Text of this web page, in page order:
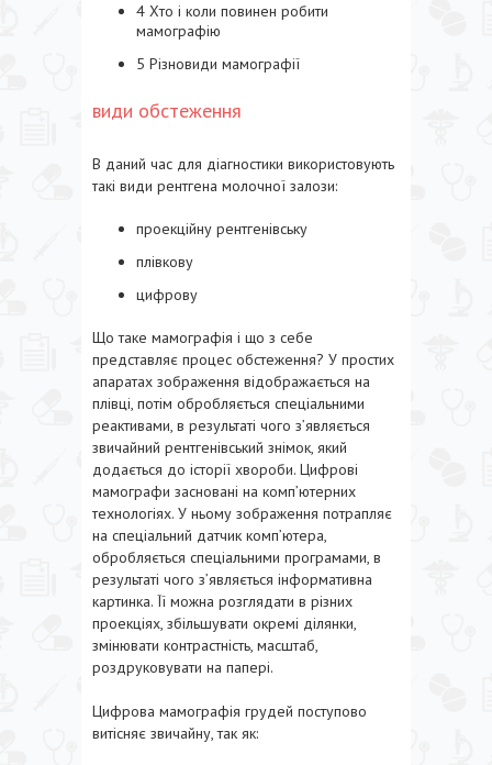
4 Хто і коли повинен робити
мамографію
5 Різновиди мамографії
види обстеження
В даний час для діагностики використовують
такі види рентгена молочної залози:
проекційну рентгенівську
плівкову
цифрову
Що таке мамографія і що з себе
представляє процес обстеження? У простих
апаратах зображення відображається на
плівці, потім обробляється спеціальними
реактивами, в результаті чого з’являється
звичайний рентгенівський знімок, який
додається до історії хвороби. Цифрові
мамографи засновані на комп’ютерних
технологіях. У ньому зображення потрапляє
на спеціальний датчик комп’ютера,
обробляється спеціальними програмами, в
результаті чого з’являється інформативна
картинка. Її можна розглядати в різних
проекціях, збільшувати окремі ділянки,
змінювати контрастність, масштаб,
роздруковувати на папері.
Цифрова мамографія грудей поступово
витісняє звичайну, так як: